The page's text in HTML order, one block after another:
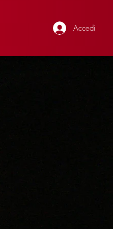
Accedi